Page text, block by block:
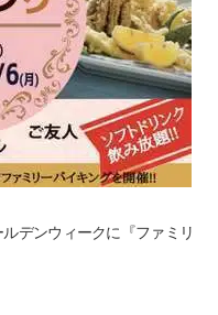
デンウィークに『ファミリ